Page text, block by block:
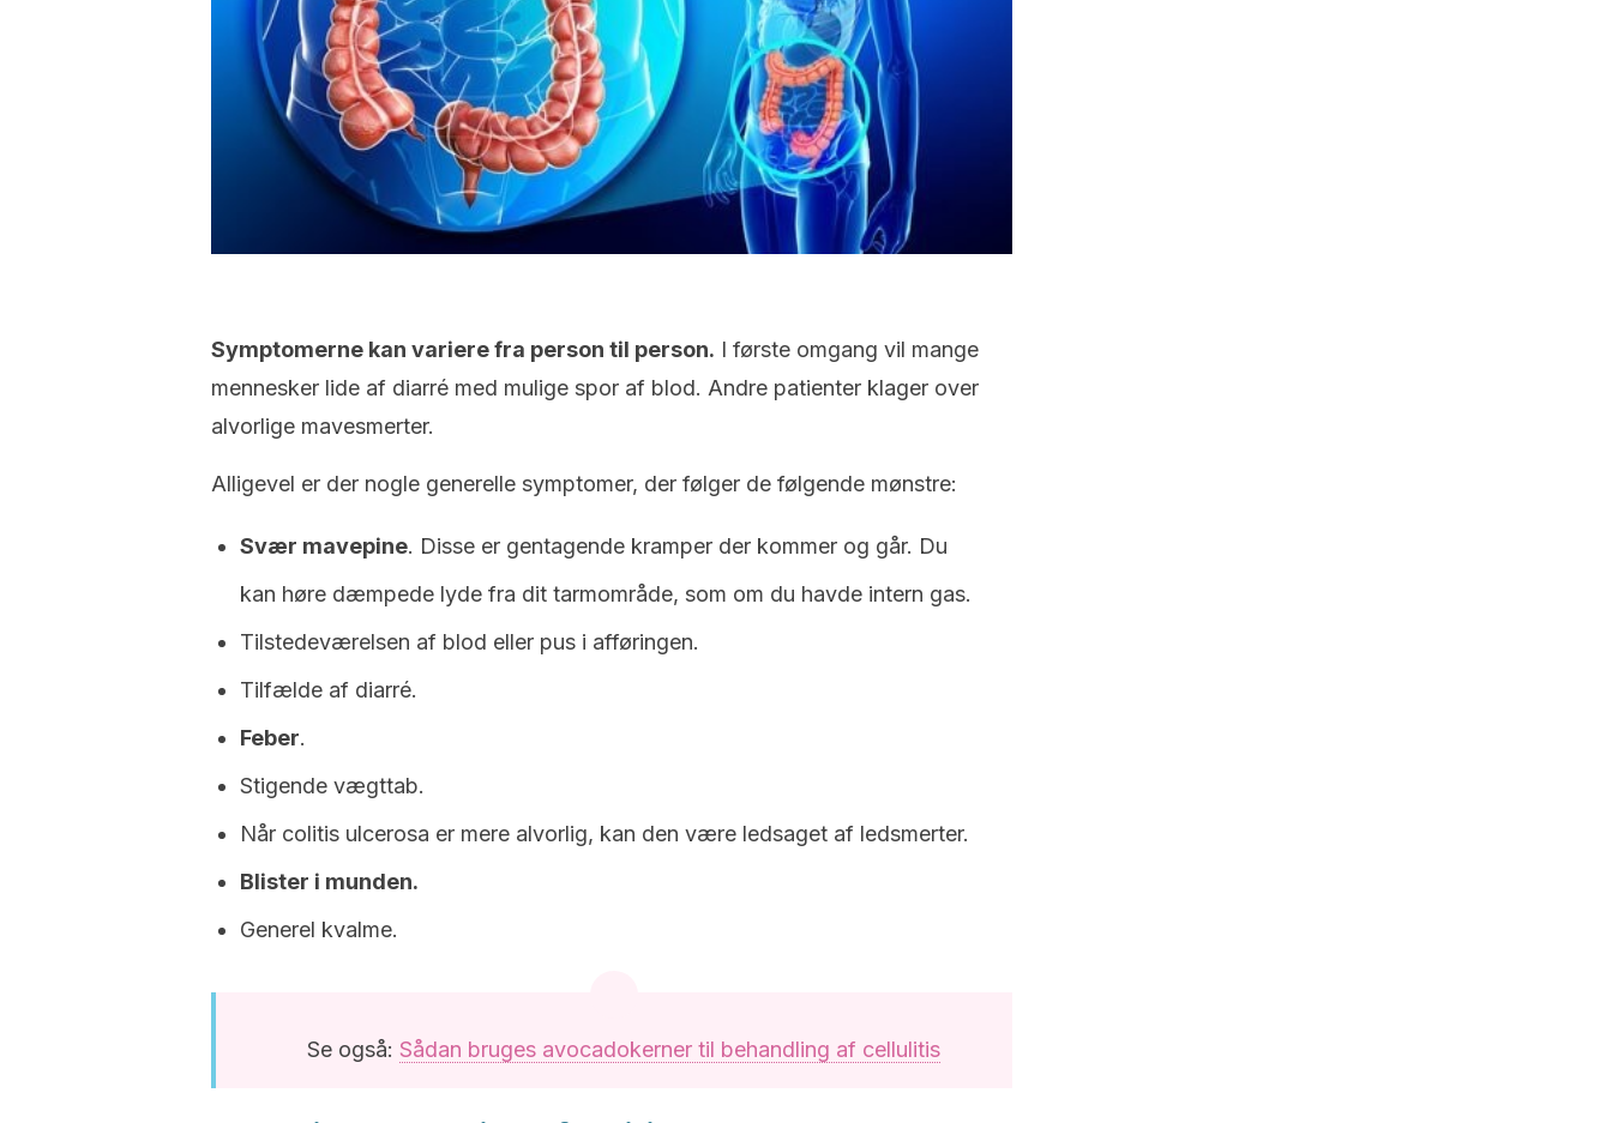
Symptomerne kan variere fra person til person. I første omgang vil mange
mennesker lide af diarré med mulige spor af blod. Andre patienter klager over
alvorlige mavesmerter.
Alligevel er der nogle generelle symptomer, der følger de følgende mønstre:
Svær mavepine. Disse er gentagende kramper der kommer og går. Du
kan høre dæmpede lyde fra dit tarmområde, som om du havde intern gas.
Tilstedeværelsen af blod eller pus i afføringen.
Tilfælde af diarré.
Feber.
Stigende vægttab.
Når colitis ulcerosa er mere alvorlig, kan den være ledsaget af ledsmerter.
Blister i munden.
Generel kvalme.
Se også: Sådan bruges avocadokerner til behandling af cellulitis